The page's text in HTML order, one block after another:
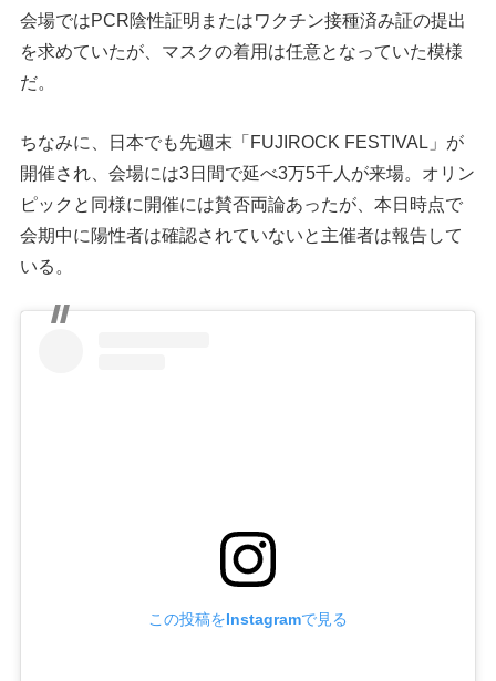
会場ではPCR陰性証明またはワクチン接種済み証の提出
を求めていたが、マスクの着用は任意となっていた模様
だ。
ちなみに、日本でも先週末「FUJIROCK FESTIVAL」が
開催され、会場には3日間で延べ3万5千人が来場。オリン
ピックと同様に開催には賛否両論あったが、本日時点で
会期中に陽性者は確認されていないと主催者は報告して
いる。
この投稿をInstagramで見る